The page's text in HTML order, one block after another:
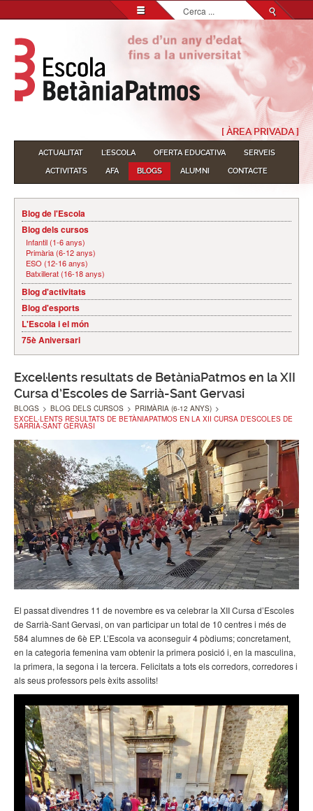
Cerca
...
[ ÀREA PRIVADA ]
ACTUALITAT L'ESCOLA OFERTA EDUCATIVA
SERVEIS
ACTIVITATS
AFA BLOGS ALUMNI CONTACTE
Blog de l'Escola
Blog dels cursos
Infantil (1-6 anys)
Primària (6-12 anys)
ESO (12-16 anys)
Batxillerat (16-18 anys)
Blog d'activitats
Blog d'esports
L'Escola i el món
75è Aniversari
Excel·lents resultats de BetàniaPatmos en la XII
Cursa d’Escoles de Sarrià-Sant Gervasi
BLOGS > BLOG DELS CURSOS > PRIMÀRIA (6-12 ANYS) >
EXCEL·LENTS RESULTATS DE BETÀNIAPATMOS EN LA XII CURSA D’ESCOLES DE
SARRIÀ-SANT GERVASI
El passat divendres 11 de novembre es va celebrar la XII Cursa d’Escoles
de Sarrià-Sant Gervasi, on van participar un total de 10 centres i més de
584 alumnes de 6è EP. L’Escola va aconseguir 4 pòdiums; concretament,
en la categoria femenina vam obtenir la primera posició i, en la masculina,
la primera, la segona i la tercera. Felicitats a tots els corredors, corredores i
als seus professors pels èxits assolits!